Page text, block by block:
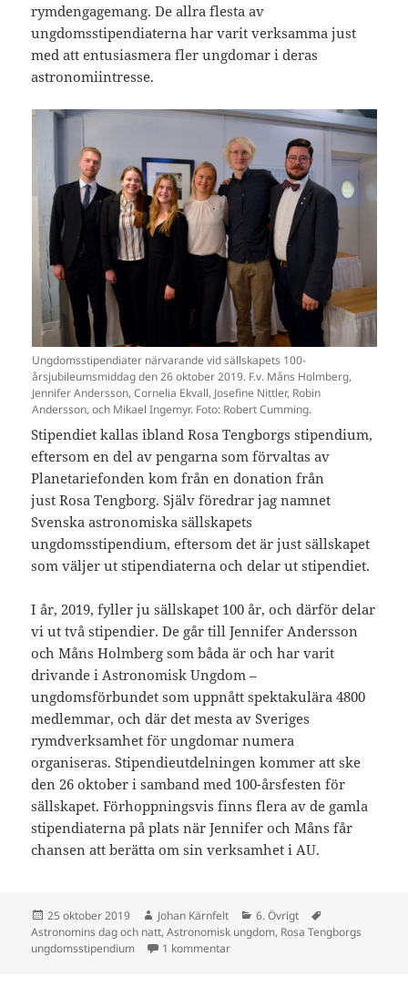
rymdengagemang. De allra flesta av
ungdomsstipendiaterna har varit verksamma just
med att entusiasmera fler ungdomar i deras
astronomiintresse.
Ungdomsstipendiater närvarande vid sällskapets 100-
årsjubileumsmiddag den 26 oktober 2019. F.v. Måns Holmberg,
Jennifer Andersson, Cornelia Ekvall, Josefine Nittler, Robin
Andersson, och Mikael Ingemyr. Foto: Robert Cumming.
Stipendiet kallas ibland Rosa Tengborgs stipendium,
eftersom en del av pengarna som förvaltas av
Planetariefonden kom från en donation från
just Rosa Tengborg. Själv föredrar jag namnet
Svenska astronomiska sällskapets
ungdomsstipendium, eftersom det är just sällskapet
som väljer ut stipendiaterna och delar ut stipendiet.
I år, 2019, fyller ju sällskapet 100 år, och därför delar
vi ut två stipendier. De går till Jennifer Andersson
och Måns Holmberg som båda är och har varit
drivande i Astronomisk Ungdom –
ungdomsförbundet som uppnått spektakulära 4800
medlemmar, och där det mesta av Sveriges
rymdverksamhet för ungdomar numera
organiseras. Stipendieutdelningen kommer att ske
den 26 oktober i samband med 100-årsfesten för
sällskapet. Förhoppningsvis finns flera av de gamla
stipendiaterna på plats när Jennifer och Måns får
chansen att berätta om sin verksamhet i AU.
Postat
25 oktober 2019 Författare
Johan Kärnfelt Kategorier
6. Övrigt
Astronomins dag och natt,Astronomisk ungdom, Rosa Tengborgs
ungdomsstipendium
1 kommentartill #81: Sällskapets